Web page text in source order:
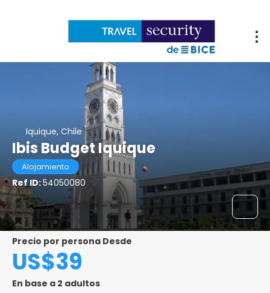
Iquique, Chile
Ibis Budget Iquique
Alojamiento
Ref ID:54050080
Precio por persona Desde
US$39
En base a 2 adultos